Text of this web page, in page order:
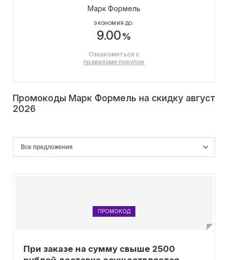
Марк Формель
ЭКОНОМИЯ ДО:
9.00%
Ознакомиться с
правилами покупок
Промокоды Марк Формель на скидку август
2026
ПРОМОКОД
При заказе на сумму свыше 2500